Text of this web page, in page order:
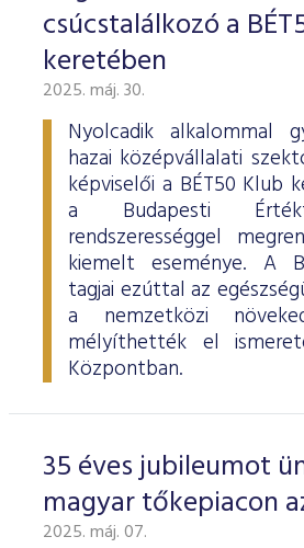
ESG Útmutató
csúcstalálkozó a
keretében
2025. máj. 30.
Nyolcadik alkalommal
hazai középvállalati
képviselői a BÉT50 Klub
a Budapesti
rendszerességgel
kiemelt eseménye. A
tagjai ezúttal az
a nemzetközi
mélyíthették el
Központban.
35 éves jubileumot
magyar tőkepiacon
2025. máj. 07.